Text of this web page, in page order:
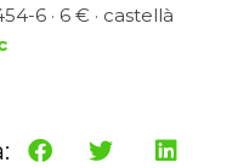
6 · 6 € · castellà